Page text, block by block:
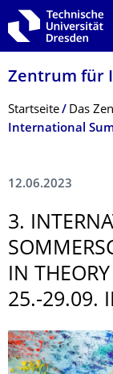
Zur
Zur Suche springen
Zum Inhalt springen
Zentrum für
Breadcrumb-Menü
Startseite Das
12.06.2023
3.
IN
25.-29.09.